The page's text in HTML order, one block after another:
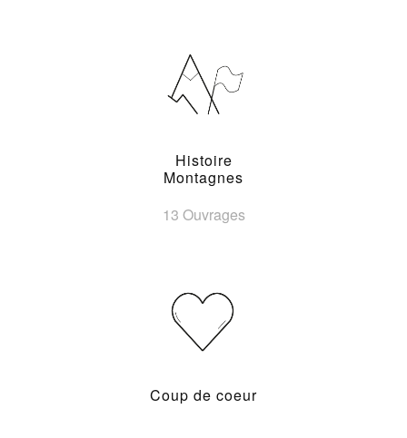
Histoire
Montagnes
13 Ouvrages
Coup de coeur